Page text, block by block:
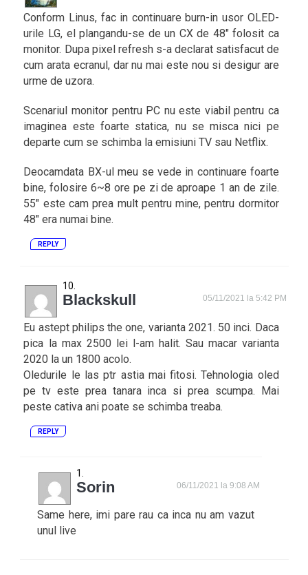
Conform Linus, fac in continuare burn-in usor OLED-
urile LG, el plangandu-se de un CX de 48″ folosit ca
monitor. Dupa pixel refresh s-a declarat satisfacut de
cum arata ecranul, dar nu mai este nou si desigur are
urme de uzora.
Scenariul monitor pentru PC nu este viabil pentru ca
imaginea este foarte statica, nu se misca nici pe
departe cum se schimba la emisiuni TV sau Netflix.
Deocamdata BX-ul meu se vede in continuare foarte
bine, folosire 6~8 ore pe zi de aproape 1 an de zile.
55″ este cam prea mult pentru mine, pentru dormitor
48″ era numai bine.
REPLY
Blackskull 05/11/2021 la 5:42 PM
Eu astept philips the one, varianta 2021. 50 inci. Daca
pica la max 2500 lei l-am halit. Sau macar varianta
2020 la un 1800 acolo.
Oledurile le las ptr astia mai fitosi. Tehnologia oled
pe tv este prea tanara inca si prea scumpa. Mai
peste cativa ani poate se schimba treaba.
REPLY
Sorin 06/11/2021 la 9:08 AM
Same here, imi pare rau ca inca nu am vazut
unul live